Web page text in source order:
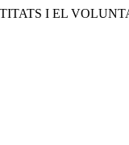
I EL